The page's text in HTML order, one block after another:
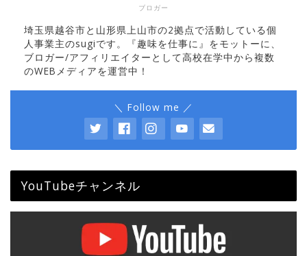
ブロガー
埼玉県越谷市と山形県上山市の2拠点で活動している個
人事業主のsugiです。『趣味を仕事に』をモットーに、
ブロガー/アフィリエイターとして高校在学中から複数
のWEBメディアを運営中！
＼ Follow me ／
YouTubeチャンネル